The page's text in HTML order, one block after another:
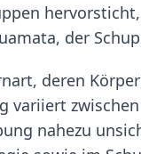
der
deren
nahezu